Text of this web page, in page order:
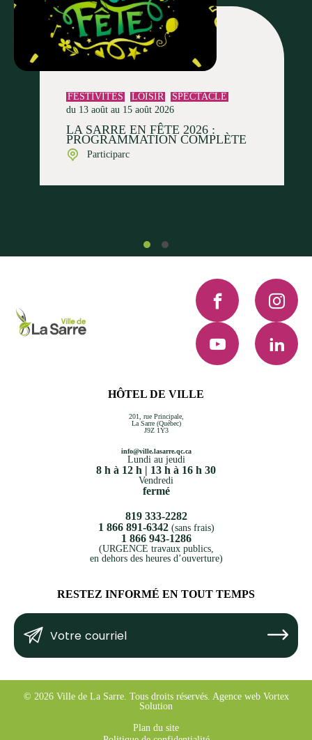
FESTIVITÉS LOISIR
SPECTACLE
du 13 août au 15 août 2026
LA SARRE EN FÊTE 2026 :
PROGRAMMATION COMPLÈTE
Participarc
HÔTEL DE VILLE
201, rue Principale,
La Sarre (Québec)
J9Z 1Y3
info@ville.lasarre.qc.ca
Lundi au jeudi
8 h à 12 h | 13 h à 16 h 30
Vendredi
fermé
819 333-2282
1 866 891-6342(sans frais)
1 866 943-1286
(URGENCE travaux publics,
en dehors des heures d’ouverture)
RESTEZ INFORMÉ EN TOUT TEMPS
Votre
courriel
(Nécessaire)
Submit
Facebook
YouTube
© 2026 Ville de La Sarre. Tous droits réservés. Agence web Vortex
Solution
Plan du site